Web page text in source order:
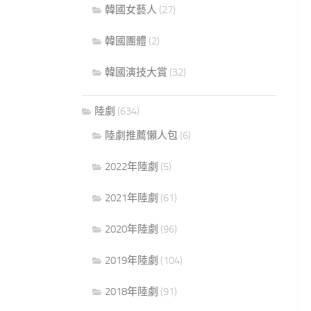
韓國女藝人 (27)
韓國團體 (2)
韓國演技大賞 (32)
陸劇 (634)
陸劇推薦懶人包 (6)
2022年陸劇 (5)
2021年陸劇 (61)
2020年陸劇 (96)
2019年陸劇 (104)
2018年陸劇 (91)